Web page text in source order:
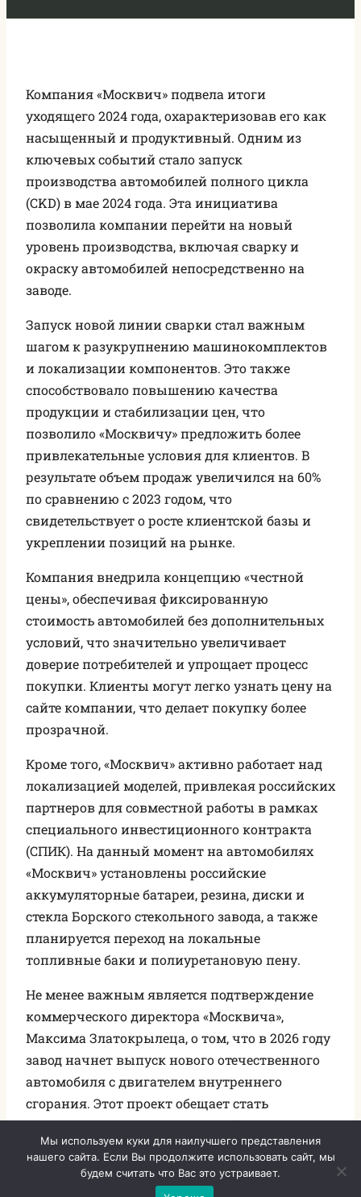
Компания «Москвич» подвела итоги
уходящего 2024 года, охарактеризовав его как
насыщенный и продуктивный. Одним из
ключевых событий стало запуск
производства автомобилей полного цикла
(CKD) в мае 2024 года. Эта инициатива
позволила компании перейти на новый
уровень производства, включая сварку и
окраску автомобилей непосредственно на
заводе.
Запуск новой линии сварки стал важным
шагом к разукрупнению машинокомплектов
и локализации компонентов. Это также
способствовало повышению качества
продукции и стабилизации цен, что
позволило «Москвичу» предложить более
привлекательные условия для клиентов. В
результате объем продаж увеличился на 60%
по сравнению с 2023 годом, что
свидетельствует о росте клиентской базы и
укреплении позиций на рынке.
Компания внедрила концепцию «честной
цены», обеспечивая фиксированную
стоимость автомобилей без дополнительных
условий, что значительно увеличивает
доверие потребителей и упрощает процесс
покупки. Клиенты могут легко узнать цену на
сайте компании, что делает покупку более
прозрачной.
Кроме того, «Москвич» активно работает над
локализацией моделей, привлекая российских
партнеров для совместной работы в рамках
специального инвестиционного контракта
(СПИК). На данный момент на автомобилях
«Москвич» установлены российские
аккумуляторные батареи, резина, диски и
стекла Борского стекольного завода, а также
планируется переход на локальные
топливные баки и полиуретановую пену.
Не менее важным является подтверждение
коммерческого директора «Москвича»,
Максима Златокрылеца, о том, что в 2026 году
завод начнет выпуск нового отечественного
автомобиля с двигателем внутреннего
сгорания. Этот проект обещает стать
очередным шагом в развитии бренда и
расширении модельного ряда.
Мы используем куки для наилучшего представления
нашего сайта. Если Вы продолжите использовать сайт, мы
будем считать что Вас это устраивает.